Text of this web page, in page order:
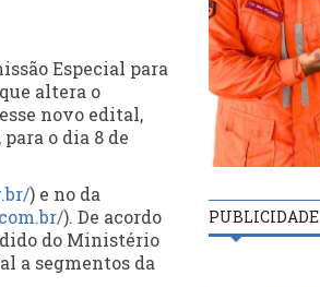
Especial para
altera o
novo edital,
o dia 8 de
) e no da
). De acordo
do Ministério
a segmentos da
PUBLICIDADE